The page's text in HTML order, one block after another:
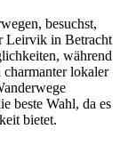
besuchst,
Leirvik in Betracht
während
lokaler
beste Wahl, da es
bietet.